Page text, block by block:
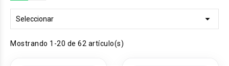
Seleccionar 
Mostrando 1-20 de 62 artículo(s)